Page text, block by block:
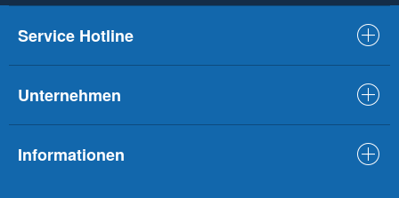
Service Hotline
Unternehmen
Informationen